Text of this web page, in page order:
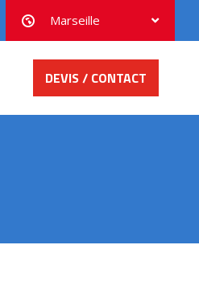
Marseille
DEVIS / CONTACT